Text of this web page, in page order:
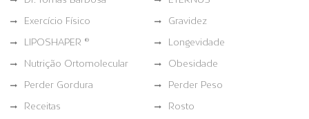
Exercício Físico Gravidez
LIPOSHAPER ® Longevidade
Nutrição Ortomolecular Obesidade
Perder Gordura Perder Peso
Receitas Rosto